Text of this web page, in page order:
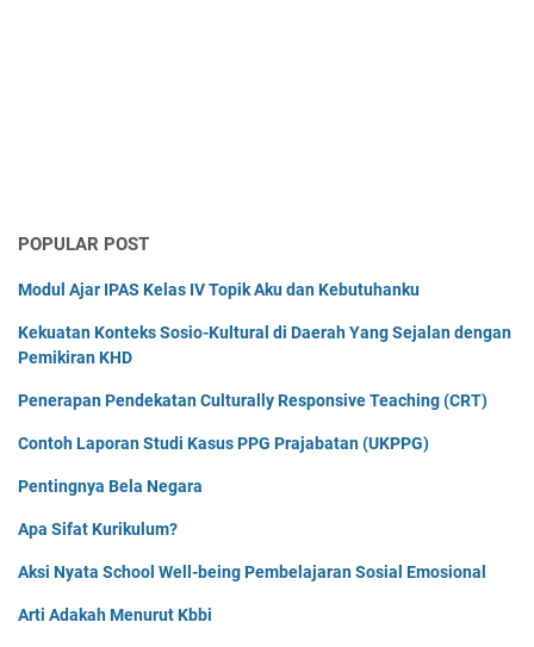
POPULAR POST
Modul Ajar IPAS Kelas IV Topik Aku dan Kebutuhanku
Kekuatan Konteks Sosio-Kultural di Daerah Yang Sejalan dengan
Pemikiran KHD
Penerapan Pendekatan Culturally Responsive Teaching (CRT)
Contoh Laporan Studi Kasus PPG Prajabatan (UKPPG)
Pentingnya Bela Negara
Apa Sifat Kurikulum?
Aksi Nyata School Well-being Pembelajaran Sosial Emosional
Arti Adakah Menurut Kbbi